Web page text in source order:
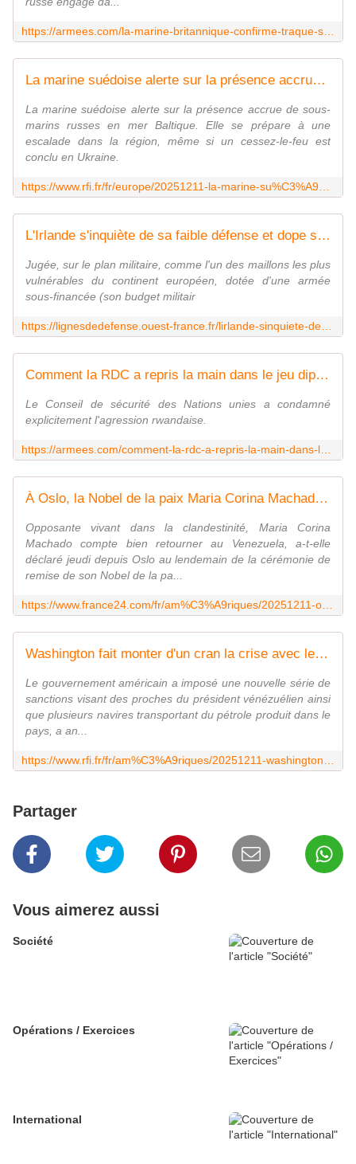
La marine suédoise alerte sur la présence accrue de sous-marins russes en mer Baltique
La marine suédoise alerte sur la présence accrue de sous-
marins russes en mer Baltique. Elle se prépare à une
escalade dans la région, même si un cessez-le-feu est
conclu en Ukraine.
L'Irlande s'inquiète de sa faible défense et dope son budget militaire
Jugée, sur le plan militaire, comme l'un des maillons les plus
vulnérables du continent européen, dotée d'une armée
sous-financée (son budget militair
Comment la RDC a repris la main dans le jeu diplomatique régional
Le Conseil de sécurité des Nations unies a condamné
explicitement l'agression rwandaise.
À Oslo, la Nobel de la paix Maria Corina Machado dit vouloir rapporter son prix au Venezuela
Opposante vivant dans la clandestinité, Maria Corina
Machado compte bien retourner au Venezuela, a-t-elle
déclaré jeudi depuis Oslo au lendemain de la cérémonie de
remise de son Nobel de la pa...
Washington fait monter d'un cran la crise avec le Venezuela, Poutine apporte son "soutien" à Maduro
Le gouvernement américain a imposé une nouvelle série de
sanctions visant des proches du président vénézuélien ainsi
que plusieurs navires transportant du pétrole produit dans le
pays, a an...
Partager
Vous aimerez aussi
Société
Opérations / Exercices
International